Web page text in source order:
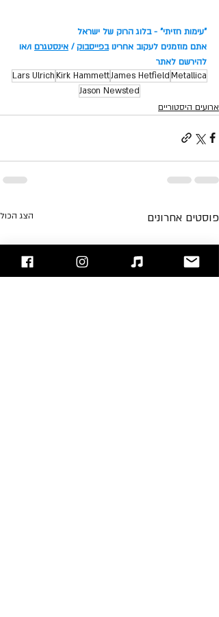
"עימות חזיתי" - בלוג הרוק של ישראל
אתם מוזמנים לעקוב אחרינו בפייסבוק / אינסטגרם ו/או
להירשם לאתר
Metallica
James Hetfield
Kirk Hammett
Lars Ulrich
Jason Newsted
ארועים היסטוריים
פוסטים אחרונים הצג הכול